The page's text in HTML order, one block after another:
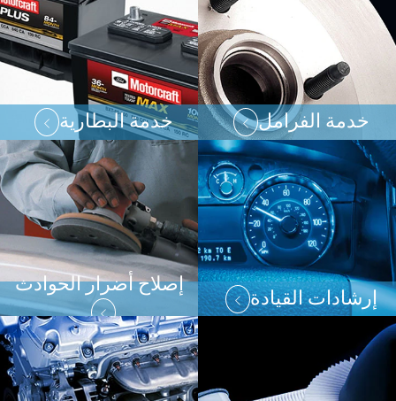
خدمة البطارية خدمة الفرامل
إصلاح أضرار الحوادث
إرشادات القيادة